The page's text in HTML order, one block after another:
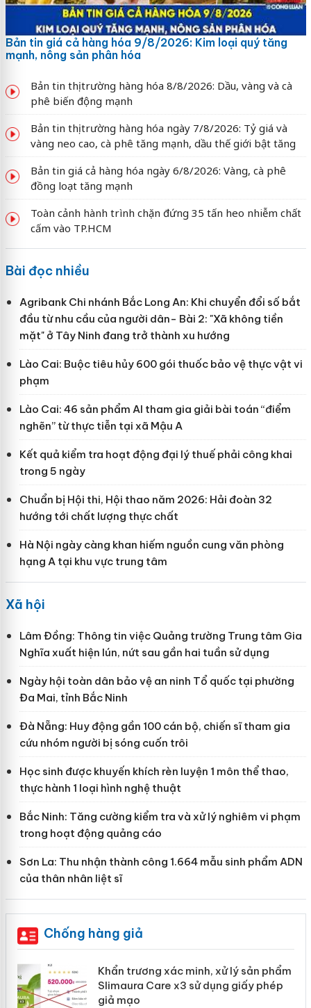
Bản tin giá cả hàng hóa 9/8/2026: Kim loại quý tăng
mạnh, nông sản phân hóa
Bản tin thị trường hàng hóa 8/8/2026: Dầu, vàng và cà
phê biến động mạnh
Bản tin thị trường hàng hóa ngày 7/8/2026: Tỷ giá và
vàng neo cao, cà phê tăng mạnh, dầu thế giới bật tăng
Bản tin giá cả hàng hóa ngày 6/8/2026: Vàng, cà phê
đồng loạt tăng mạnh
Toàn cảnh hành trình chặn đứng 35 tấn heo nhiễm chất
cấm vào TP.HCM
Bài đọc nhiều
Agribank Chi nhánh Bắc Long An: Khi chuyển đổi số bắt
đầu từ nhu cầu của người dân- Bài 2: "Xã không tiền
mặt" ở Tây Ninh đang trở thành xu hướng
Lào Cai: Buộc tiêu hủy 600 gói thuốc bảo vệ thực vật vi
phạm
Lào Cai: 46 sản phẩm AI tham gia giải bài toán “điểm
nghẽn” từ thực tiễn tại xã Mậu A
Kết quả kiểm tra hoạt động đại lý thuế phải công khai
trong 5 ngày
Chuẩn bị Hội thi, Hội thao năm 2026: Hải đoàn 32
hướng tới chất lượng thực chất
Hà Nội ngày càng khan hiếm nguồn cung văn phòng
hạng A tại khu vực trung tâm
Xã hội
Lâm Đồng: Thông tin việc Quảng trường Trung tâm Gia
Nghĩa xuất hiện lún, nứt sau gần hai tuần sử dụng
Ngày hội toàn dân bảo vệ an ninh Tổ quốc tại phường
Đa Mai, tỉnh Bắc Ninh
Đà Nẵng: Huy động gần 100 cán bộ, chiến sĩ tham gia
cứu nhóm người bị sóng cuốn trôi
Học sinh được khuyến khích rèn luyện 1 môn thể thao,
thực hành 1 loại hình nghệ thuật
Bắc Ninh: Tăng cường kiểm tra và xử lý nghiêm vi phạm
trong hoạt động quảng cáo
Sơn La: Thu nhận thành công 1.664 mẫu sinh phẩm ADN
của thân nhân liệt sĩ
Chống hàng giả
Khẩn trương xác minh, xử lý sản phẩm
Slimaura Care x3 sử dụng giấy phép
giả mạo